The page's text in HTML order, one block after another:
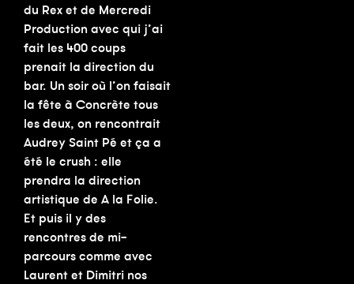
du Rex et de Mercredi
Production avec qui j’ai
fait les 400 coups
prenait la direction du
bar. Un soir où l’on faisait
la fête à Concrète tous
les deux, on rencontrait
Audrey Saint Pé et ça a
été le crush : elle
prendra la direction
artistique de A la Folie.
Et puis il y des
rencontres de mi-
parcours comme avec
Laurent et Dimitri nos